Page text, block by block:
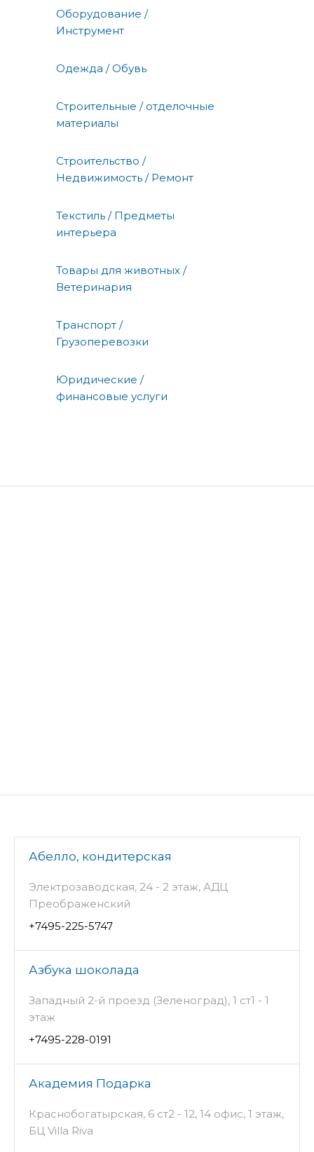
Оборудование /
Инструмент
Одежда / Обувь
Строительные / отделочные
материалы
Строительство /
Недвижимость / Ремонт
Текстиль / Предметы
интерьера
Товары для животных /
Ветеринария
Транспорт /
Грузоперевозки
Юридические /
финансовые услуги
Абелло, кондитерская
Электрозаводская, 24 - 2 этаж, АДЦ
Преображенский
+7495-225-5747
Азбука шоколада
Западный 2-й проезд (Зеленоград), 1 ст1 - 1
этаж
+7495-228-0191
Академия Подарка
Краснобогатырская, 6 ст2 - 12, 14 офис, 1 этаж,
БЦ Villa Riva